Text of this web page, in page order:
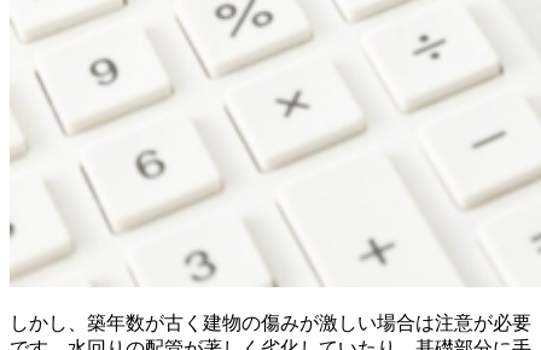
しかし、築年数が古く建物の傷みが激しい場合は注意が必要